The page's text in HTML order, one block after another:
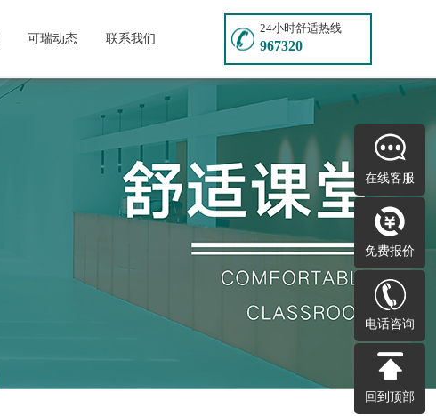
可瑞动态 联系我们
24小时舒适热线
967320
在线客服
免费报价
电话咨询
回到顶部